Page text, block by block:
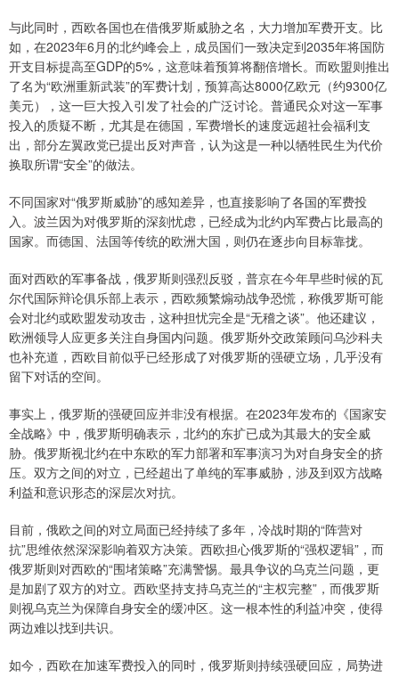
与此同时，西欧各国也在借俄罗斯威胁之名，大力增加军费开支。比
如，在2023年6月的北约峰会上，成员国们一致决定到2035年将国防
开支目标提高至GDP的5%，这意味着预算将翻倍增长。而欧盟则推出
了名为“欧洲重新武装”的军费计划，预算高达8000亿欧元（约9300亿
美元），这一巨大投入引发了社会的广泛讨论。普通民众对这一军事
投入的质疑不断，尤其是在德国，军费增长的速度远超社会福利支
出，部分左翼政党已提出反对声音，认为这是一种以牺牲民生为代价
换取所谓“安全”的做法。
不同国家对“俄罗斯威胁”的感知差异，也直接影响了各国的军费投
入。波兰因为对俄罗斯的深刻忧虑，已经成为北约内军费占比最高的
国家。而德国、法国等传统的欧洲大国，则仍在逐步向目标靠拢。
面对西欧的军事备战，俄罗斯则强烈反驳，普京在今年早些时候的瓦
尔代国际辩论俱乐部上表示，西欧频繁煽动战争恐慌，称俄罗斯可能
会对北约或欧盟发动攻击，这种担忧完全是“无稽之谈”。他还建议，
欧洲领导人应更多关注自身国内问题。俄罗斯外交政策顾问乌沙科夫
也补充道，西欧目前似乎已经形成了对俄罗斯的强硬立场，几乎没有
留下对话的空间。
事实上，俄罗斯的强硬回应并非没有根据。在2023年发布的《国家安
全战略》中，俄罗斯明确表示，北约的东扩已成为其最大的安全威
胁。俄罗斯视北约在中东欧的军力部署和军事演习为对自身安全的挤
压。双方之间的对立，已经超出了单纯的军事威胁，涉及到双方战略
利益和意识形态的深层次对抗。
目前，俄欧之间的对立局面已经持续了多年，冷战时期的“阵营对
抗”思维依然深深影响着双方决策。西欧担心俄罗斯的“强权逻辑”，而
俄罗斯则对西欧的“围堵策略”充满警惕。最具争议的乌克兰问题，更
是加剧了双方的对立。西欧坚持支持乌克兰的“主权完整”，而俄罗斯
则视乌克兰为保障自身安全的缓冲区。这一根本性的利益冲突，使得
两边难以找到共识。
如今，西欧在加速军费投入的同时，俄罗斯则持续强硬回应，局势进